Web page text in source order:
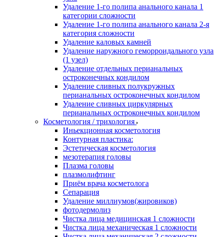
Удаление 1-го полипа анального канала 1
категории сложности
Удаление 1-го полипа анального канала 2-я
категория сложности
Удаление каловых камней
Удаление наружного геморроидального узла
(1 узел)
Удаление отдельных перианальных
остроконечных кондилом
Удаление сливных полукружных
перианальных остроконечных кондилом
Удаление сливных циркулярных
перианальных остроконечных кондилом
Косметология / трихология
Иньекционная косметология
Контурная пластика:
Эстетическая косметология
мезотерапия головы
Плазма головы
плазмолифтинг
Приём врача косметолога
Сепарация
Удаление миллиумов(жировиков)
фотодермолиз
Чистка лица медицинская 1 сложности
Чистка лица механическая 1 сложности